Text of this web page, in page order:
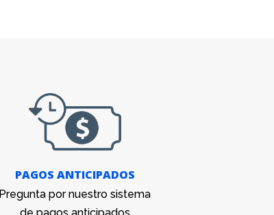
PAGOS ANTICIPADOS
Pregunta por nuestro sistema